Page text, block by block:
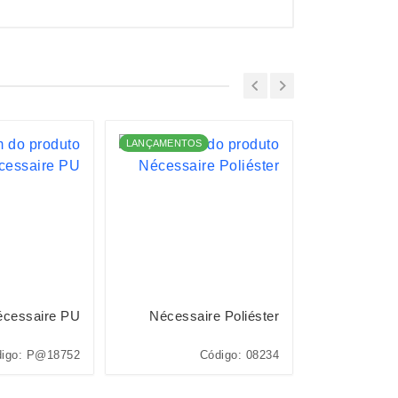
PU
P@18752
LANÇAMENTOS
Nécessaire Poliéster
Código: 08234